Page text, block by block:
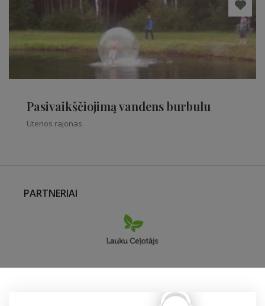
Pasivaikščiojimą vandens burbulu
Utenos rajonas
PARTNERIAI